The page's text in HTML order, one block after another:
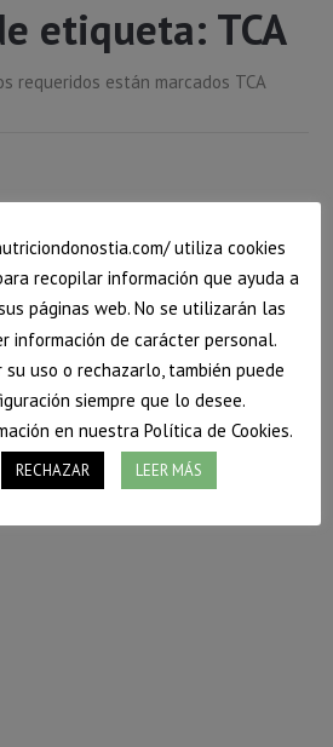
etiqueta: TCA
requeridos están marcados TCA
utiliza cookies
recopilar información que ayuda a
páginas web. No se utilizarán las
información de carácter personal.
uso o rechazarlo, también puede
siempre que lo desee.
en nuestra Política de Cookies.
RECHAZAR LEER MÁS